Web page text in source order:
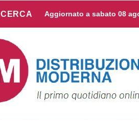
CERCA Aggiornato a sabato 08